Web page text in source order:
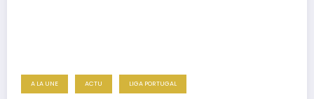
A LA UNE ACTU LIGA PORTUGAL